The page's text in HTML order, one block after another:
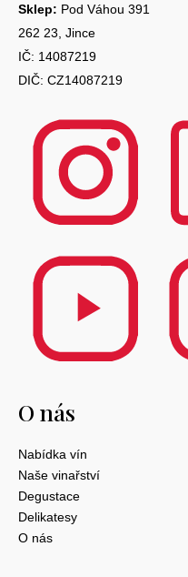
Sklep: Pod Váhou 391
262 23, Jince
IČ: 14087219
DIČ: CZ14087219
O nás
Nabídka vín
Naše vinařství
Degustace
Delikatesy
O nás